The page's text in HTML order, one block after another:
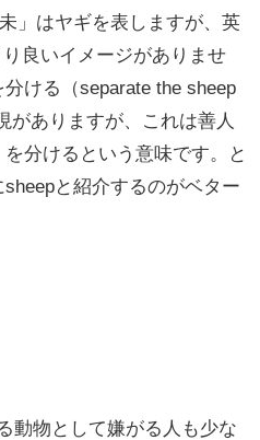
」はヤギを表しますが、英
良いイメージがありませ
ける（separate the sheep
がありますが、これは善人
を分けるという意味です。と
と紹介するのがベター
動物として嫌がる人も少な